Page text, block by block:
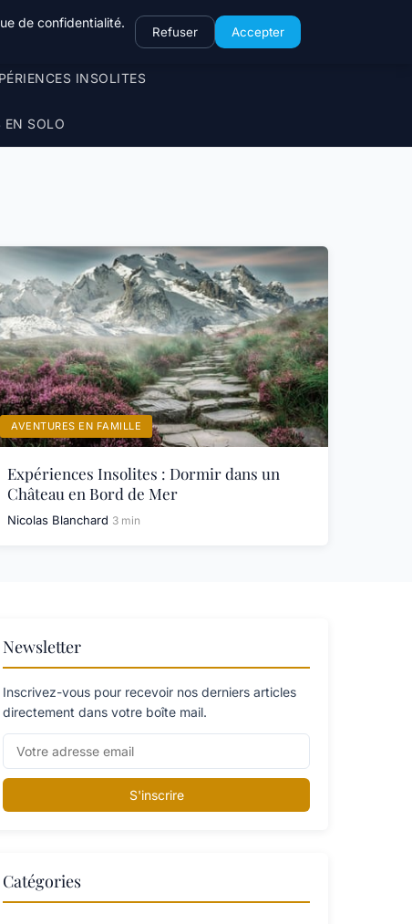
INSOLITES
EN SOLO
AVENTURES EN FAMILLE
Expériences Insolites : Dormir dans un
Château en Bord de Mer
Nicolas Blanchard 3 min
Newsletter
Inscrivez-vous pour recevoir nos derniers articles
directement dans votre boîte mail.
S'inscrire
Catégories
de confidentialité.
Refuser Accepter